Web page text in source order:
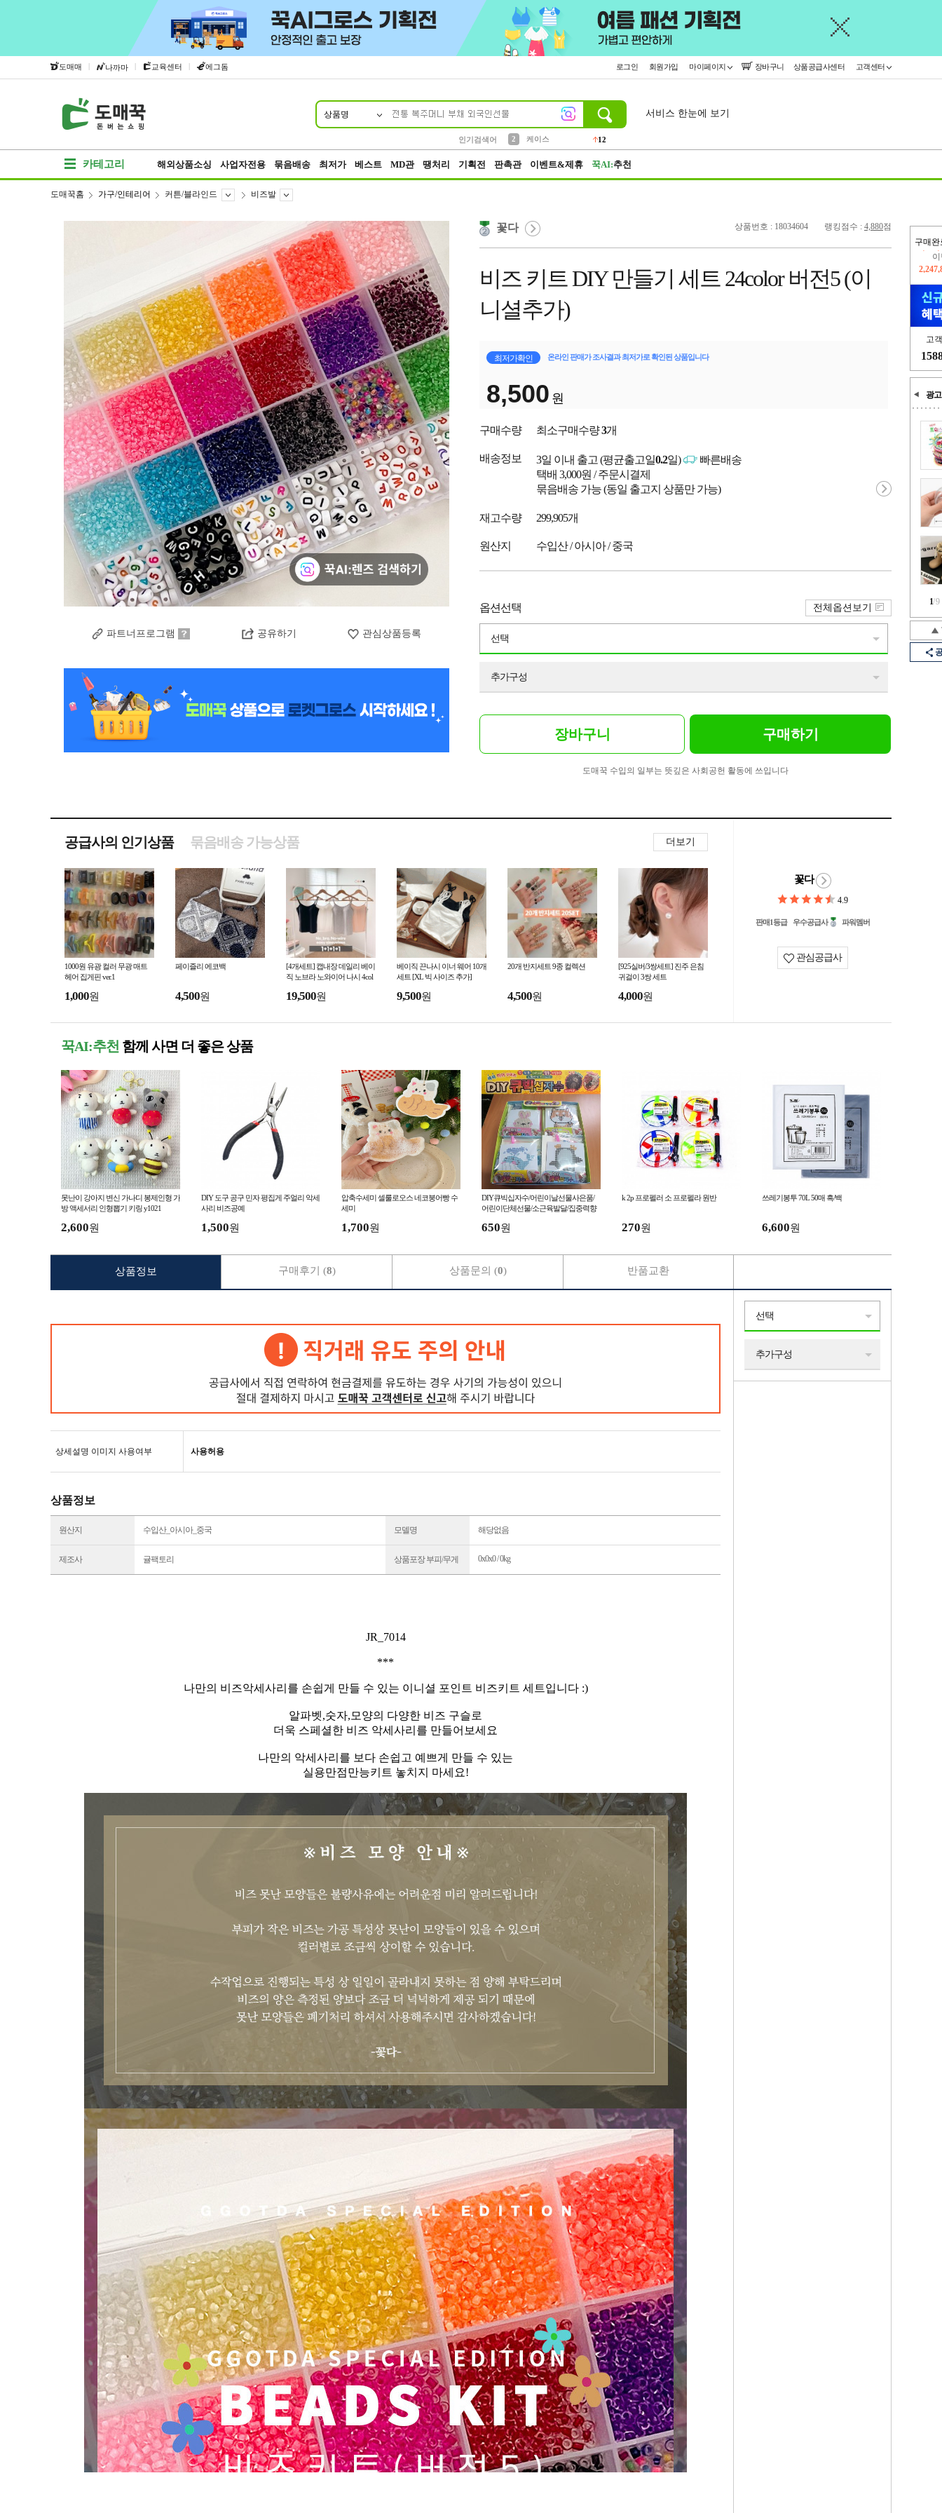
도매매 | 나까마 | 교육센터 | 에그돔 로그인 회원가입 마이페이지 장바구니 상품공급사센터 고객센터
상품명
인기검색어
2
케이스
12
서비스 한눈에 보기
카테고리 해외상품소싱 사업자전용 묶음배송 최저가 베스트 MD관 땡처리 기획전 판촉관 이벤트&제휴 꾹AI:추천
구매완
고
광고
1/9
도매꾹홈 가구/인테리어 커튼/블라인드 비즈발
파트너프로그램 공유하기 관심상품등록
상품번호 : 18034604 랭킹점수 : 4,880점
꽃다
비즈 키트 DIY 만들기 세트 24color 버전5 (이
니셜추가)
최저가확인 온라인 판매가 조사결과 최저가로 확인된 상품입니다
8,500 원
구매수량 최소구매수량3개
배송정보 3일 이내 출고 (평균출고일0.2일)
빠른배송
택배 3,000원 / 주문시결제
묶음배송 가능 (동일 출고지 상품만 가능)
재고수량 299,905개
원산지 수입산 / 아시아 / 중국
옵션선택
선택
추가구성
전체옵션보기
장바구니 구매하기
도매꾹 수입의 일부는 뜻깊은 사회공헌 활동에 쓰입니다
공급사의 인기상품 더보기
묶음배송 가능상품
1000원 유광 컬러 무광 매트
헤어 집게핀 ver.1
1,000원
페이즐리 에코백
4,500원
[4개세트] 캡내장 데일리 베이
직 노브라 노와이어 나시 4col
19,500원
베이직 끈나시 이너 웨어 10개
세트 [XL 빅 사이즈 추가]
9,500원
20개 반지세트 9종 컬렉션
4,500원
[925실버/3쌍세트] 진주 은침
귀걸이 3쌍 세트
4,000원
꽃다
4.9
판매1등급 우수공급사 파워멤버
관심공급사
꾹AI:추천 함께 사면 더 좋은 상품
못난이 강아지 변신 가나디 봉제인형 가
방 액세서리 인형뽑기 키링 y1021
2,600원
DIY 도구 공구 민자 평집게 주얼리 악세
사리 비즈공예
1,500원
압축수세미 셀룰로오스 네코붕어빵 수
세미
1,700원
DIY큐빅십자수/어린이날선물사은품/
어린이단체선물/소근육발달/집중력향
650원
k 2p 프로펠러 소 프로펠라 원반
270원
쓰레기봉투 70L 50매 흑/백
6,600원
상세설명 이미지 사용여부 사용허용
상품정보
원산지 수입산_아시아_중국 모델명 해당없음
제조사 귤팩토리 상품포장 부피/무게 0x0x0 / 0kg
JR_7014
***
나만의 비즈악세사리를 손쉽게 만들 수 있는 이니셜 포인트 비즈키트 세트입니다 :)
알파벳,숫자,모양의 다양한 비즈 구슬로
더욱 스페셜한 비즈 악세사리를 만들어보세요
나만의 악세사리를 보다 손쉽고 예쁘게 만들 수 있는
실용만점만능키트 놓치지 마세요!
상품정보 구매후기 (8) 상품문의 (0) 반품교환
선택
추가구성